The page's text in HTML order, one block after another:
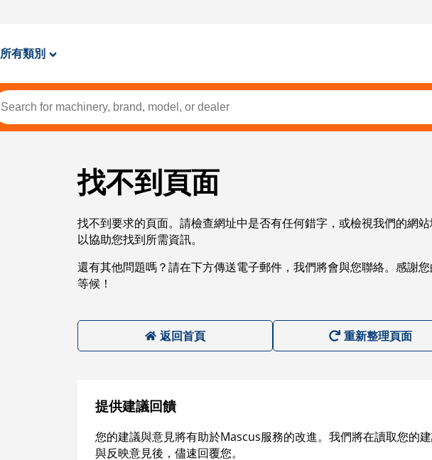
所有類別
找不到頁面
找不到要求的頁面。請檢查網址中是否有任何錯字，或檢視我們的網
以協助您找到所需資訊。
還有其他問題嗎？請在下方傳送電子郵件，我們將會與您聯絡。感謝
等候！
返回首頁 重新整理頁面
提供建議回饋
您的建議與意見將有助於Mascus服務的改進。我們將在讀取您的
與反映意見後，儘速回覆您。